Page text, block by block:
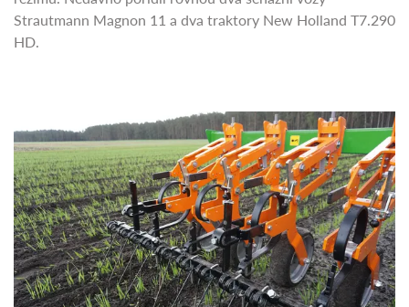
Strautmann Magnon 11 a dva traktory New Holland T7.290
HD.